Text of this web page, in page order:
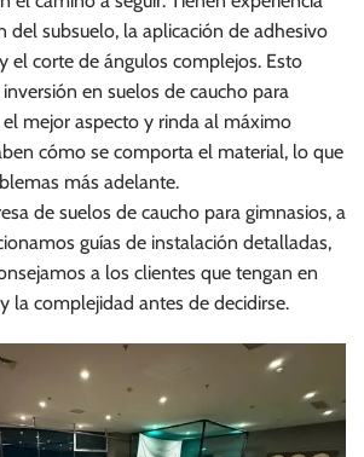
del subsuelo, la aplicación de adhesivo
el corte de ángulos complejos. Esto
en suelos de caucho para
mejor aspecto y rinda al máximo
cómo se comporta el material, lo que
más adelante.
de suelos de caucho para gimnasios, a
guías de instalación detalladas,
a los clientes que tengan en
la complejidad antes de decidirse.